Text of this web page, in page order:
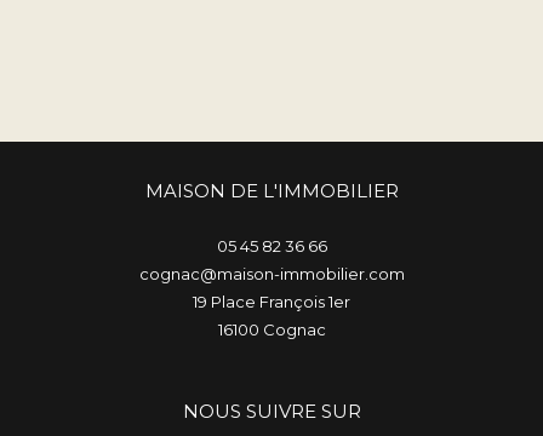
MAISON DE L'IMMOBILIER
05 45 82 36 66
cognac@maison-immobilier.com
19 Place François 1er
16100
cognac
NOUS SUIVRE SUR